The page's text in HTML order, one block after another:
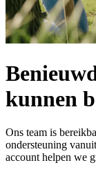
kunnen
Ons team is
ondersteuning
account helpen we